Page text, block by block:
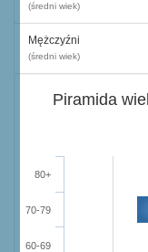
(średni wiek)
Mężczyźni
(średni wiek)
Piramida
60-69
70-79
80+